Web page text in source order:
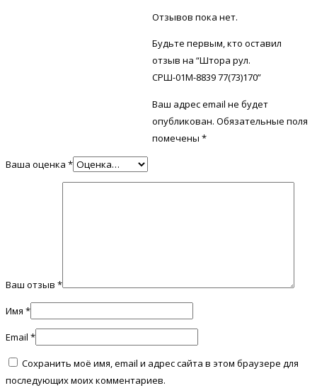
Отзывов пока нет.
Будьте первым, кто оставил
отзыв на “Штора рул.
СРШ-01М-8839 77(73)170”
Ваш адрес email не будет
опубликован. Обязательные поля
помечены*
Ваша оценка *
Ваш отзыв *
Имя *
Email *
Сохранить моё имя, email и адрес сайта в этом браузере для
последующих моих комментариев.